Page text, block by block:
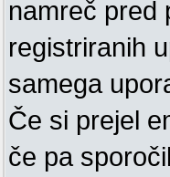
namreč pred
registriranih
samega
Če si prejel
če pa